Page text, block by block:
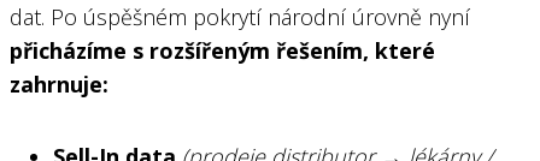
dat. Po úspěšném pokrytí národní úrovně nyní
přicházíme s rozšířeným řešením, které
zahrnuje: